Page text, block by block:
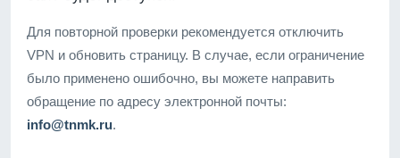
Для повторной проверки рекомендуется отключить
VPN и обновить страницу. В случае, если ограничение
было применено ошибочно, вы можете направить
обращение по адресу электронной почты:
info@tnmk.ru.